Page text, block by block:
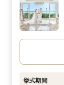
挙式期間